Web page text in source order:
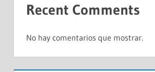
Recent Comments
No hay comentarios que mostrar.